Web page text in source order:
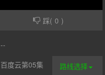
踩( 0 )
--
路线选择
百度云第05集